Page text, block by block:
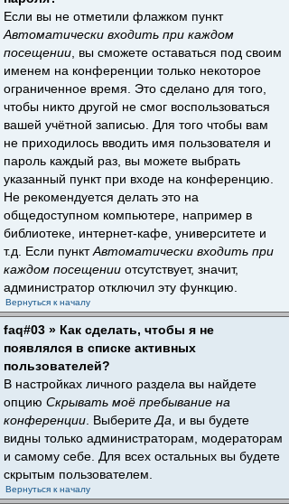
Если вы не отметили флажком пункт
Автоматически входить при каждом
посещении , вы сможете оставаться под своим
именем на конференции только некоторое
ограниченное время. Это сделано для того,
чтобы никто другой не смог воспользоваться
вашей учётной записью. Для того чтобы вам
не приходилось вводить имя пользователя и
пароль каждый раз, вы можете выбрать
указанный пункт при входе на конференцию.
Не рекомендуется делать это на
общедоступном компьютере, например в
библиотеке, интернет-кафе, университете и
т.д. Если пунктАвтоматически входить при
каждом посещении отсутствует, значит,
администратор отключил эту функцию.
Вернуться к началу
faq#03 » Как сделать, чтобы я не
появлялся в списке активных
пользователей?
В настройках личного раздела вы найдете
опцию Скрывать моё пребывание на
конференции . Выберите Да , и вы будете
видны только администраторам, модераторам
и самому себе. Для всех остальных вы будете
скрытым пользователем.
Вернуться к началу